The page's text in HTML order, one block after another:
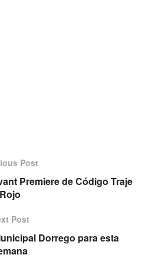
Post
Premiere de Código Traje
Rojo
Post
Dorrego para esta